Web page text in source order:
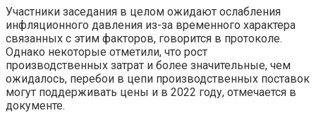
Участники заседания в целом ожидают ослабления
инфляционного давления из-за временного характера
связанных с этим факторов, говорится в протоколе.
Однако некоторые отметили, что рост
производственных затрат и более значительные, чем
ожидалось, перебои в цепи производственных поставок
могут поддерживать цены и в 2022 году, отмечается в
документе.